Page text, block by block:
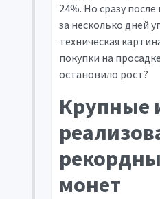
24%. Но сразу
за несколько дней
техническая
покупки на
остановило рост?
Крупные
монет